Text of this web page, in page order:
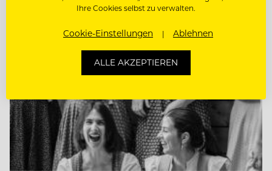
Ihre Cookies selbst zu verwalten.
Cookie-Einstellungen Ablehnen
ALLE AKZEPTIEREN